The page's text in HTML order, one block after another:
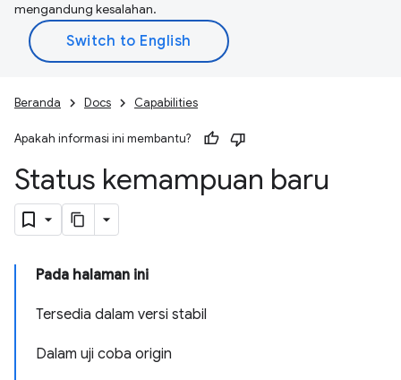
mengandung kesalahan.
Beranda Docs Capabilities
Apakah informasi ini membantu?
Status kemampuan baru
Pada halaman ini
Tersedia dalam versi stabil
Dalam uji coba origin